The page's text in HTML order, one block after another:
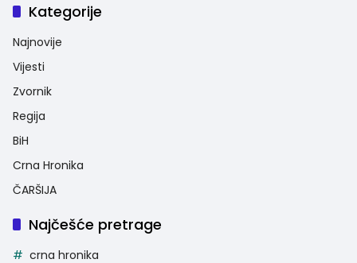
Kategorije
Najnovije
Vijesti
Zvornik
Regija
BiH
Crna Hronika
ČARŠIJA
Najčešće pretrage
crna hronika